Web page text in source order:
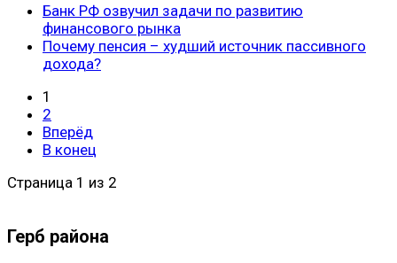
Банк РФ озвучил задачи по развитию
финансового рынка
Почему пенсия – худший источник пассивного
дохода?
1
2
Вперёд
В конец
Страница 1 из 2
Герб района